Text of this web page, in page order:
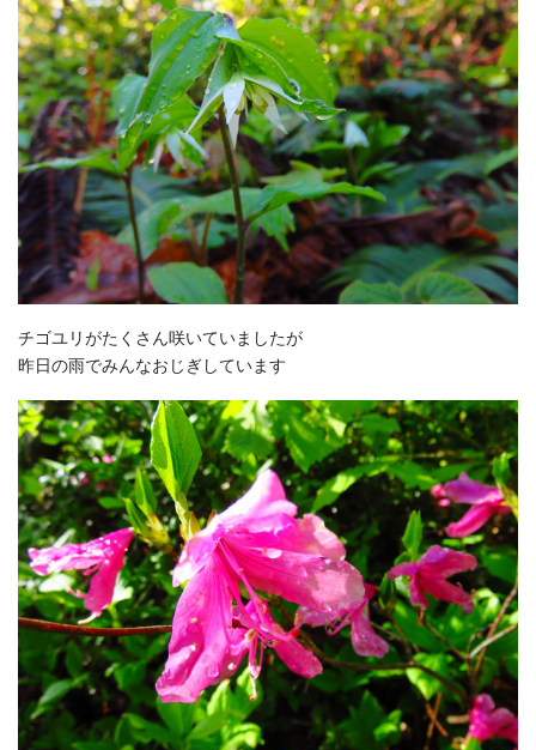
チゴユリがたくさん咲いていましたが
昨日の雨でみんなおじぎしています